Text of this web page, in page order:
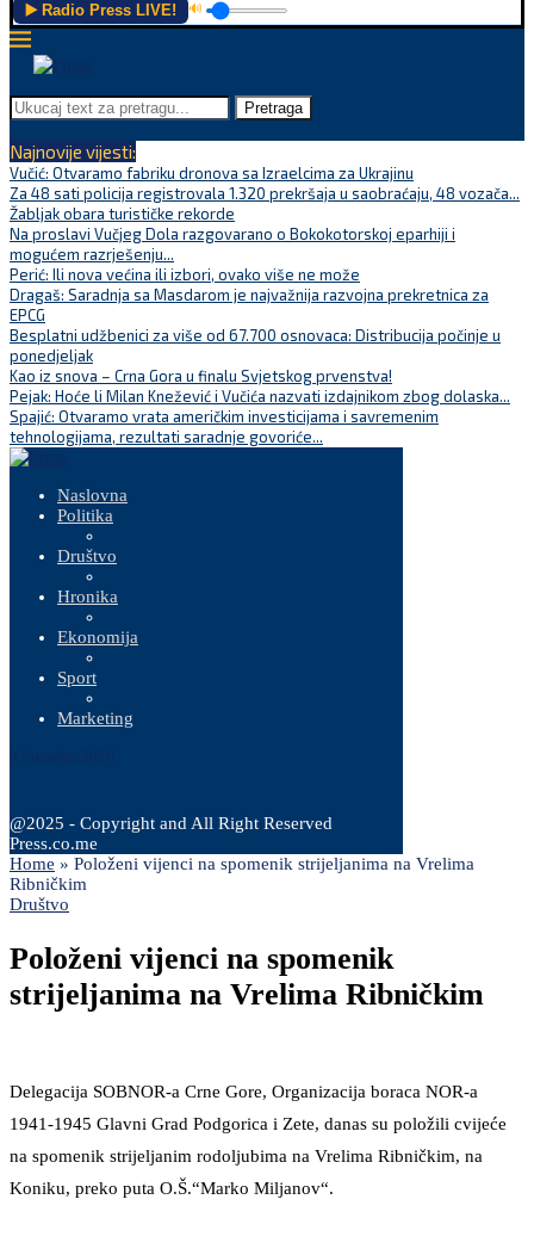
▶️ Radio Press LIVE! 🔊
Pretraga
Najnovije vijesti:
Vučić: Otvaramo fabriku dronova sa Izraelcima za Ukrajinu
Za 48 sati policija registrovala 1.320 prekršaja u saobraćaju, 48 vozača...
Žabljak obara turističke rekorde
Na proslavi Vučjeg Dola razgovarano o Bokokotorskoj eparhiji i
mogućem razrješenju...
Perić: Ili nova većina ili izbori, ovako više ne može
Dragaš: Saradnja sa Masdarom je najvažnija razvojna prekretnica za
EPCG
Besplatni udžbenici za više od 67.700 osnovaca: Distribucija počinje u
ponedjeljak
Kao iz snova – Crna Gora u finalu Svjetskog prvenstva!
Pejak: Hoće li Milan Knežević i Vučića nazvati izdajnikom zbog dolaska...
Spajić: Otvaramo vrata američkim investicijama i savremenim
tehnologijama, rezultati saradnje govoriće...
Naslovna
Politika
Društvo
Hronika
Ekonomija
Sport
Marketing
@2025 - Copyright and All Right Reserved
Press.co.me
Home » Položeni vijenci na spomenik strijeljanima na Vrelima
Ribničkim
Društvo
Položeni vijenci na spomenik
strijeljanima na Vrelima Ribničkim
Delegacija SOBNOR-a Crne Gore, Organizacija boraca NOR-a
1941-1945 Glavni Grad Podgorica i Zete, danas su položili cvijeće
na spomenik strijeljanim rodoljubima na Vrelima Ribničkim, na
Koniku, preko puta O.Š.“Marko Miljanov“.